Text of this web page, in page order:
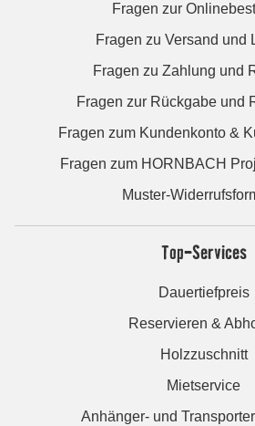
Fragen zur
Fragen zu Versand und
Fragen zu Zahlung und
Fragen zur Rückgabe und
Fragen zum Kundenkonto &
Fragen zum HORNBACH
Muster-
Top-Services
Dauertiefpreis
Reservieren &
Holzzuschnitt
Mietservice
Anhänger- und